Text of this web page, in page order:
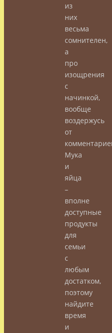
из
них
весьма
сомнителен,
а
про
изощрения
с
начинкой,
вообще
воздержусь
от
Мука
и
яйца
–
вполне
доступные
продукты
для
семьи
с
любым
достатком,
поэтому
найдите
время
и